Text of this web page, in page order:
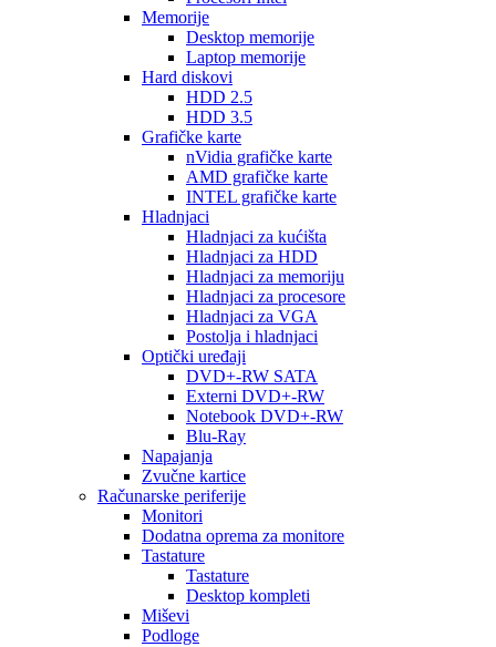
Memorije
Desktop memorije
Laptop memorije
Hard diskovi
HDD 2.5
HDD 3.5
Grafičke karte
nVidia grafičke karte
AMD grafičke karte
INTEL grafičke karte
Hladnjaci
Hladnjaci za kućišta
Hladnjaci za HDD
Hladnjaci za memoriju
Hladnjaci za procesore
Hladnjaci za VGA
Postolja i hladnjaci
Optički uređaji
DVD+-RW SATA
Externi DVD+-RW
Notebook DVD+-RW
Blu-Ray
Napajanja
Zvučne kartice
Računarske periferije
Monitori
Dodatna oprema za monitore
Tastature
Tastature
Desktop kompleti
Miševi
Podloge